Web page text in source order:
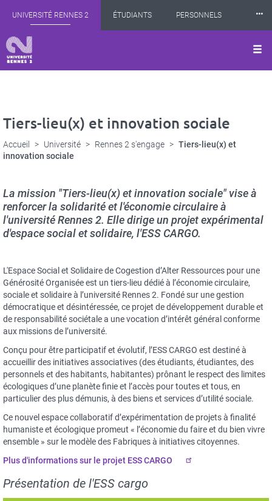
principal
UNIVERSITÉ RENNES 2 ÉTUDIANTS PERSONNELS
INTERNATIONAL
⸱⸱⸱
Tiers-lieu(x) et innovation sociale
Accueil Université Rennes 2 s'engage
Tiers-lieu(x) et
innovation sociale
La mission "Tiers-lieu(x) et innovation sociale" vise à
renforcer la solidarité et l'économie circulaire à
l'université Rennes 2. Elle dirige un projet expérimental
d'espace social et solidaire, l'ESS CARGO.
L'Espace Social et Solidaire de Cogestion d’Alter Ressources pour une
Générosité Organisée est un tiers-lieu dédié à l’économie circulaire,
sociale et solidaire à l’université Rennes 2. Fondé sur une gestion
démocratique et désintéressée, ce projet de développement durable et
de responsabilité sociétale a une vocation d’intérêt général conforme
aux missions de l’université.
Conçu pour être participatif et évolutif, l’ESS CARGO est destiné à
accueillir des initiatives associatives (des étudiants, étudiantes, des
personnels et des habitants, habitantes) prônant le respect des limites
écologiques d’une planète finie et l’accès pour toutes et tous, en
particulier des plus démunis, à des biens et services d’utilité sociale.
Ce nouvel espace collaboratif d’expérimentation de projets à finalité
humaniste et écologique promeut « l’économie du faire et du bien vivre
ensemble » sur le modèle des Fabriques à initiatives citoyennes.
Plus d'informations sur le projet ESS CARGO
Présentation de l'ESS cargo